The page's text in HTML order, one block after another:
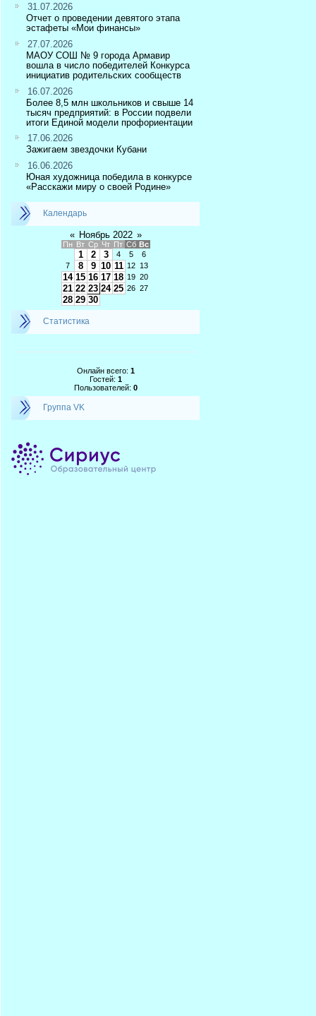
31.07.2026
Отчет о проведении девятого этапа
эстафеты «Мои финансы»
27.07.2026
МАОУ СОШ № 9 города Армавир
вошла в число победителей Конкурса
инициатив родительских сообществ
16.07.2026
Более 8,5 млн школьников и свыше 14
тысяч предприятий: в России подвели
итоги Единой модели профориентации
17.06.2026
Зажигаем звездочки Кубани
16.06.2026
Юная художница победила в конкурсе
«Расскажи миру о своей Родине»
Календарь
« Ноябрь 2022 »
Пн Вт Ср Чт Пт Сб Вс
1 2 3 4 5
6
7
8 9 10 11 12 13
14 15 16 17 18 19 20
21 22 23 24 25 26 27
28 29 30
Статистика
Онлайн всего: 1
Гостей: 1
Пользователей: 0
Группа VK